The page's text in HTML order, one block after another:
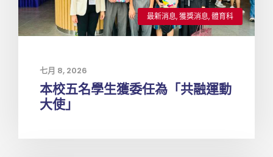
最新消息,獲獎消息,體育科
七月 8, 2026
本校五名學生獲委任為「共融運動
大使」